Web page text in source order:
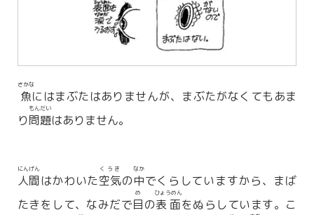
魚
さかな
にはまぶたはありませんが、まぶたがなくてもあま
り問題
もんだい
はありません。
人間
にんげん
はかわいた空気
くうき
の中
なか
でくらしていますから、まば
たきをして、なみだで目
め
の表面
ひょうめん
をぬらしています。こ